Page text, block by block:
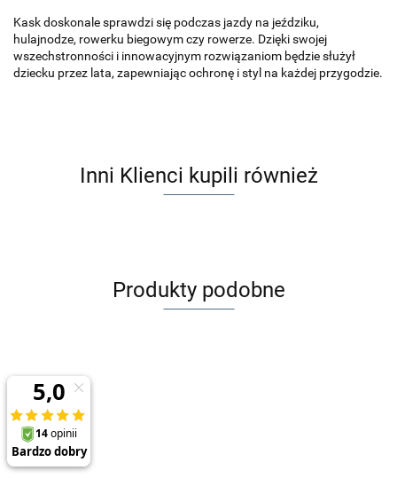
Kask doskonale sprawdzi się podczas jazdy na jeździku,
hulajnodze, rowerku biegowym czy rowerze. Dzięki swojej
wszechstronności i innowacyjnym rozwiązaniom będzie służył
dziecku przez lata, zapewniając ochronę i styl na każdej przygodzie.
Inni Klienci kupili również
Produkty podobne